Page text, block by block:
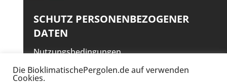
SCHUTZ PERSONENBEZOGENER
DATEN
Nutzungsbedingungen
Haftungsausschluss
Die BioklimatischePergolen.de auf verwenden
Cookies.